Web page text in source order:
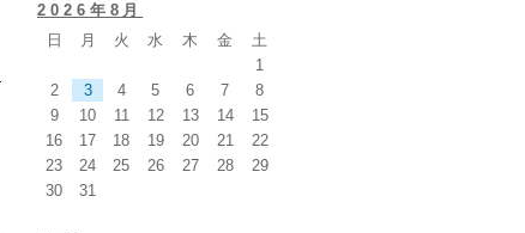
2026年8月
日
月 火 水 木 金
土
1
2
3 4 5 6 7
8
9
10 11 12 13 14
15
16
17 18 19 20 21
22
23
24 25 26 27 28
29
30
31